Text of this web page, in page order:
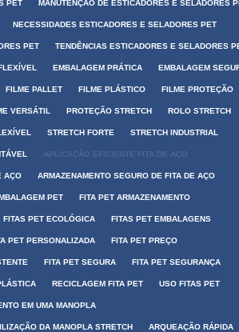
PET MANUTENÇÃO DE ESTICADORES E SELADORES
NECESSIDADES ESTICADORES E SELADORES PET
PET TENDÊNCIAS ESTICADORES E SELADORES
EMBALAGEM PRÁTICA EMBALAGEM
FILME PALLET FILME PLÁSTICO FILME PROTEÇÃO
VERSÁTIL PROTEÇÃO STRETCH ROLO STRETCH
STRETCH FORTE STRETCH INDUSTRIAL
APLICAÇÃO EFICIENTE FITA DE AÇO
AÇO ARMAZENAMENTO SEGURO DE FITA DE AÇO
PET FITA PET ARMAZENAMENTO
FITAS PET ECOLÓGICA FITAS PET EMBALAGENS
PET PERSONALIZADA FITA PET PREÇO
FITA PET SEGURA FITA PET SEGURANÇA
RECICLAGEM FITA PET USO FITAS PET
EM UMA MANOPLA
DA MANOPLA STRETCH ARQUEAÇÃO RÁPIDA